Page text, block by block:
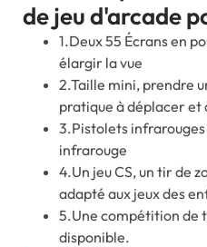
de jeu d'arcade
1.Deux 55 Écrans en
élargir la vue
2.Taille mini, prendre
pratique à déplacer et
3.Pistolets
infrarouge
4.Un jeu CS, un tir de
adapté aux jeux des
5.Une compétition de
disponible.